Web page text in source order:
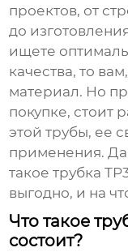
проектов, от
до
ищете
качества, то
материал. Но
покупке, стоит
этой трубы, ее
применения.
такоетрубка
выгодно, и на
Что такое
состоит?